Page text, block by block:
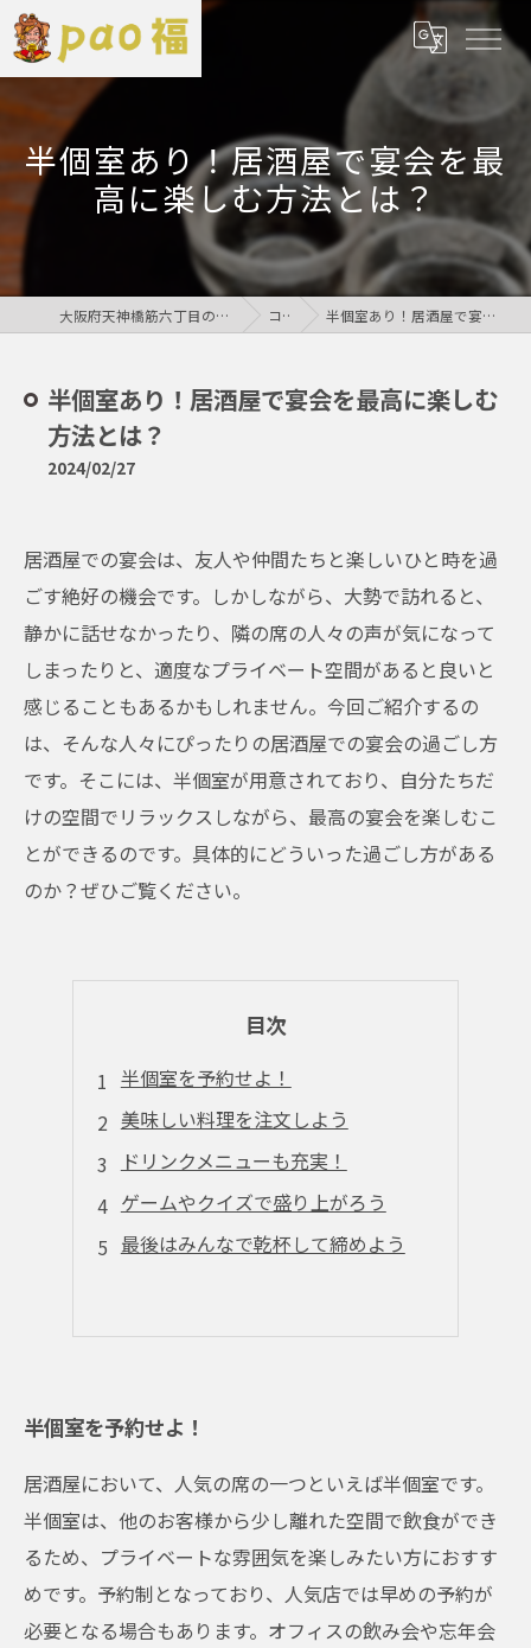
半個室あり！居酒屋で宴会を最
高に楽しむ方法とは？
大阪府天神橋筋六丁目の居酒屋なら鶏居酒屋pao福 コラム 半個室あり！居酒屋で宴会を最高に楽しむ方法とは？
半個室あり！居酒屋で宴会を最高に楽しむ
方法とは？
2024/02/27
居酒屋での宴会は、友人や仲間たちと楽しいひと時を過
ごす絶好の機会です。しかしながら、大勢で訪れると、
静かに話せなかったり、隣の席の人々の声が気になって
しまったりと、適度なプライベート空間があると良いと
感じることもあるかもしれません。今回ご紹介するの
は、そんな人々にぴったりの居酒屋での宴会の過ごし方
です。そこには、半個室が用意されており、自分たちだ
けの空間でリラックスしながら、最高の宴会を楽しむこ
とができるのです。具体的にどういった過ごし方がある
のか？ぜひご覧ください。
目次
半個室を予約せよ！
美味しい料理を注文しよう
ドリンクメニューも充実！
ゲームやクイズで盛り上がろう
最後はみんなで乾杯して締めよう
半個室を予約せよ！
居酒屋において、人気の席の一つといえば半個室です。
半個室は、他のお客様から少し離れた空間で飲食ができ
るため、プライベートな雰囲気を楽しみたい方におすす
めです。予約制となっており、人気店では早めの予約が
必要となる場合もあります。オフィスの飲み会や忘年会